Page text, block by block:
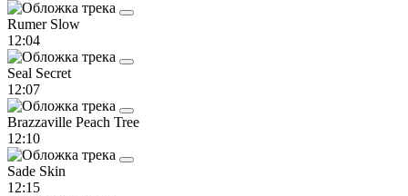
Rumer Slow
12:04
Seal Secret
12:07
Brazzaville Peach Tree
12:10
Sade Skin
12:15